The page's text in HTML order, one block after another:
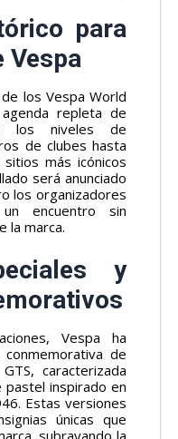
para
Vespa
los Vespa World
repleta de
los niveles de
de clubes hasta
más icónicos
será anunciado
los organizadores
encuentro sin
la marca.
y
Vespa ha
de
caracterizada
inspirado en
Estas versiones
únicas que